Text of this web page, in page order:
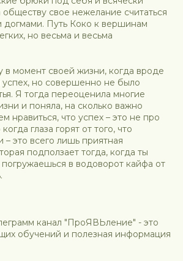
свое нежелание считаться
Путь Коко к вершинам
но весьма и весьма
в момент своей жизни, когда вроде
но совершенно не было
Я тогда переоценила многие
и поняла, на сколько важно
нравиться, что успех – это не про
глаза горят от того, что
– это всего лишь приятная
подползает тогда, когда ты
в водоворот кайфа от
канал "ПроЯВЬление" - это
обучений и полезная информация